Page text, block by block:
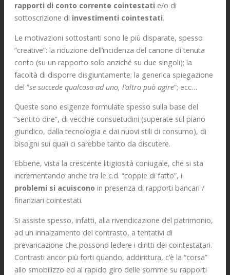
rapporti di conto corrente cointestati e/o di
sottoscrizione di investimenti cointestati.
Le motivazioni sottostanti sono le più disparate, spesso
“creative”: la riduzione dell’incidenza del canone di tenuta
conto (su un rapporto solo anziché su due singoli); la
facoltà di disporre disgiuntamente; la generica spiegazione
del “se succede qualcosa ad uno, l’altro può agire”; ecc…
Queste sono esigenze formulate spesso sulla base del
“sentito dire”, di vecchie consuetudini (superate sul piano
giuridico, dalla tecnologia e dai nuovi stili di consumo), di
bisogni sui quali ci sarebbe tanto da discutere.
Ebbene, vista la crescente litigiosità coniugale, che si sta
incrementando anche tra le c.d. “coppie di fatto”, i
problemi si acuiscono in presenza di rapporti bancari /
finanziari cointestati.
Si assiste spesso, infatti, alla rivendicazione del patrimonio,
ad un innalzamento del contrasto, a tentativi di
prevaricazione che possono ledere i diritti dei cointestatari.
Contrasti ancor più forti quando, addirittura, c’è la “corsa”
allo smobilizzo ed al rapido giro delle somme su rapporti